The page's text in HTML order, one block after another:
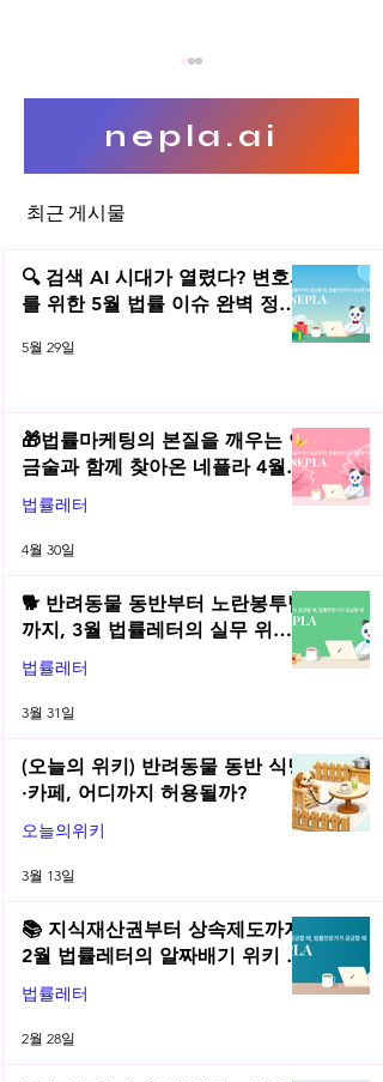
비스 트럭
nepla.ai
최근 게시물
🔍 검색 AI 시대가 열렸다? 변호사
를 위한 5월 법률 이슈 완벽 정리 |
5월 29일
🎁법률마케팅의 본질을 깨우는 연
금술과 함께 찾아온 네플라 4월
법률레터
법률레터
4월 30일
🐕 반려동물 동반부터 노란봉투법
까지, 3월 법률레터의 실무 위키
총정리! | 2026년 3월 네플라 법률
레터
법률레터
3월 31일
(오늘의 위키) 반려동물 동반 식당
·카페, 어디까지 허용될까?
오늘의위키
3월 13일
📚 지식재산권부터 상속제도까지,
2월 법률레터의 알짜배기 위키 모
음! | 2026년 2월 네플라 법률레터
법률레터
2월 28일